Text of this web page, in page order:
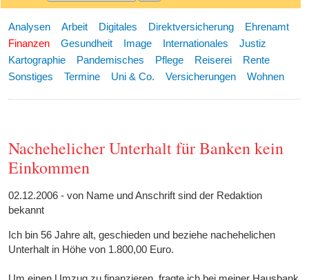
Analysen Arbeit Digitales Direktversicherung
Ehrenamt
Finanzen
Gesundheit Image Internationales
Justiz
Kartographie
Pandemisches Pflege Reiserei
Rente
Sonstiges
Termine Uni & Co. Versicherungen Wohnen
Nachehelicher Unterhalt für Banken kein
Einkommen
02.12.2006 - von Name und Anschrift sind der Redaktion
bekannt
Ich bin 56 Jahre alt, geschieden und beziehe nachehelichen
Unterhalt in Höhe von 1.800,00 Euro.